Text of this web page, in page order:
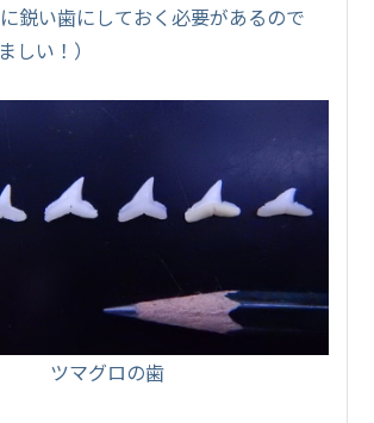
鋭い歯にしておく必要があるので
しい！）
ツマグロの歯